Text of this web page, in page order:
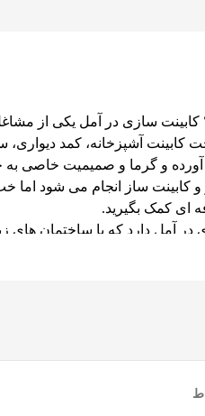
کابینت سازی در آمل یکی از
آشپزخانه، کمد
و گرما و صمیمیت خاصی به
کابینت ساز انجام می شود اما
ای کمک بگیرید.
در آمل دارد که با ساختمان های
اید تا طراحی کابینت آشپزخانه